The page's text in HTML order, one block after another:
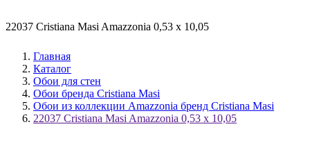
22037 Cristiana Masi Amazzonia 0,53 х 10,05
Главная
Каталог
Обои для стен
Обои бренда Cristiana Masi
Обои из коллекции Amazzonia бренд Cristiana Masi
22037 Cristiana Masi Amazzonia 0,53 х 10,05